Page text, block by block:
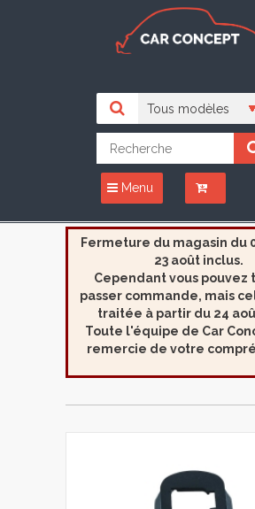
Menu
Fermeture du magasin du
23 août inclus.
Cependant vous pouvez
passer commande, mais
traitée à partir du 24
Toute l'équipe de Car
remercie de votre